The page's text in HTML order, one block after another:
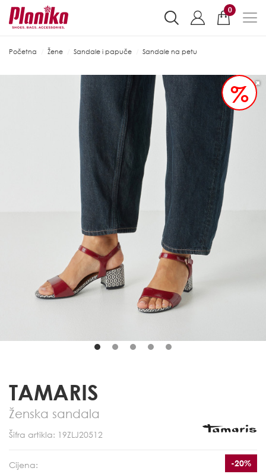
0
Početna Žene Sandale i papuče Sandale na petu
%
TAMARIS
Ženska sandala
Šifra artikla: 19ZLJ20512
Cijena: -20%